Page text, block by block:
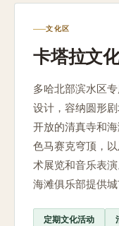
文化区
卡塔拉文
多哈北部滨水区
设计，容纳圆形
开放的清真寺和
色马赛克穹顶，
术展览和音乐表
海滩俱乐部提供城
定期文化活动